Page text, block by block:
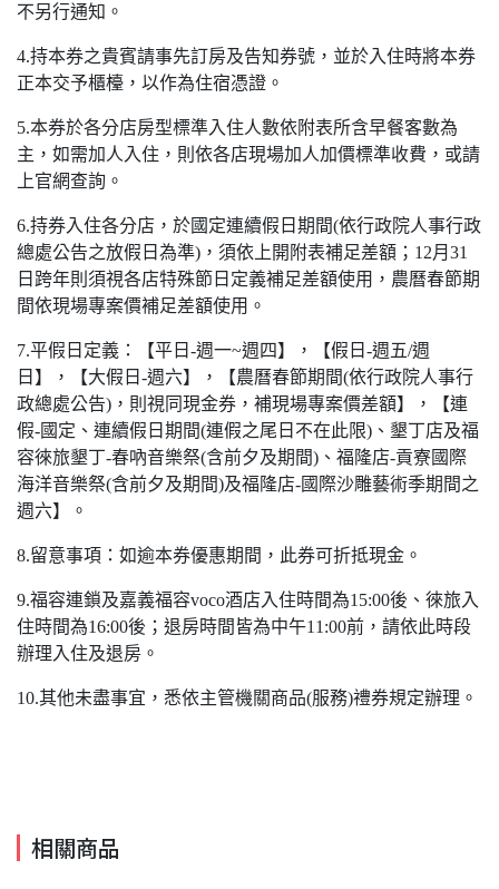
不另行通知。
4.持本券之貴賓請事先訂房及告知券號，並於入住時將本券
正本交予櫃檯，以作為住宿憑證。
5.本券於各分店房型標準入住人數依附表所含早餐客數為
主，如需加人入住，則依各店現場加人加價標準收費，或請
上官網查詢。
6.持券入住各分店，於國定連續假日期間(依行政院人事行政
總處公告之放假日為準)，須依上開附表補足差額；12月31
日跨年則須視各店特殊節日定義補足差額使用，農曆春節期
間依現場專案價補足差額使用。
7.平假日定義：【平日-週一~週四】，【假日-週五/週
日】，【大假日-週六】，【農曆春節期間(依行政院人事行
政總處公告)，則視同現金券，補現場專案價差額】，【連
假-國定、連續假日期間(連假之尾日不在此限)、墾丁店及福
容徠旅墾丁-春吶音樂祭(含前夕及期間)、福隆店-貢寮國際
海洋音樂祭(含前夕及期間)及福隆店-國際沙雕藝術季期間之
週六】。
8.留意事項：如逾本券優惠期間，此券可折抵現金。
9.福容連鎖及嘉義福容voco酒店入住時間為15:00後、徠旅入
住時間為16:00後；退房時間皆為中午11:00前，請依此時段
辦理入住及退房。
10.其他未盡事宜，悉依主管機關商品(服務)禮券規定辦理。
相關商品